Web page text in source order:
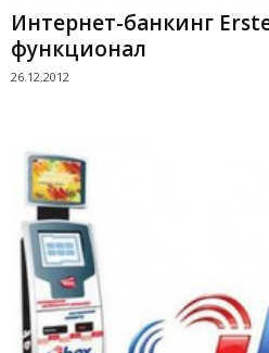
Интернет-банкинг
функционал
26.12.2012